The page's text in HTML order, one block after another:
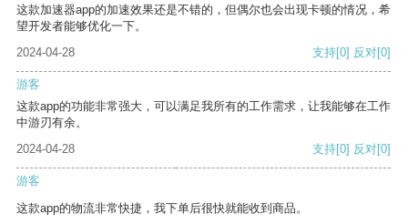
这款加速器app的加速效果还是不错的，但偶尔也会出现卡顿的情况，希
望开发者能够优化一下。
2024-04-28
支持[0] 反对[0]
游客
这款app的功能非常强大，可以满足我所有的工作需求，让我能够在工作
中游刃有余。
2024-04-28
支持[0] 反对[0]
游客
这款app的物流非常快捷，我下单后很快就能收到商品。